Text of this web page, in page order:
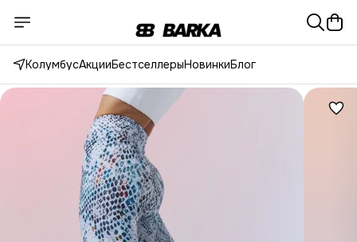
КолумбусАкцииБестселлерыНовинкиБлог